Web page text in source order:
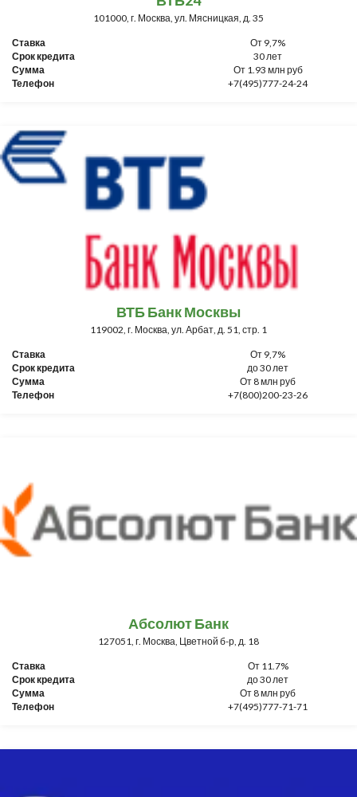
101000, г. Москва, ул. Мясницкая, д. 35
Ставка
От 9,7%
Срок кредита
30 лет
Сумма
От 1.93 млн руб
Телефон
+7(495)777-24-24
ВТБ Банк Москвы
119002, г. Москва, ул. Арбат, д. 51, стр. 1
Ставка
От 9,7%
Срок кредита
до 30 лет
Сумма
От 8 млн руб
Телефон
+7(800)200-23-26
Абсолют Банк
127051, г. Москва, Цветной б-р, д. 18
Ставка
От 11.7%
Срок кредита
до 30 лет
Сумма
От 8 млн руб
Телефон
+7(495)777-71-71